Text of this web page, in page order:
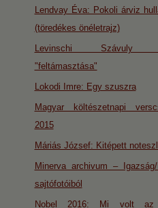
Lendvay Éva: Pokoli árviz
(töredékes önéletrajz)
Levinschi Szávuly
"feltámasztása"
Lokodi Imre: Egy szuszra
Magyar költészetnapi
2015
Máriás József: Kitépett
Minerva archivum – Igazság/
sajtófotóiból
Nobel 2016: Mi volt az